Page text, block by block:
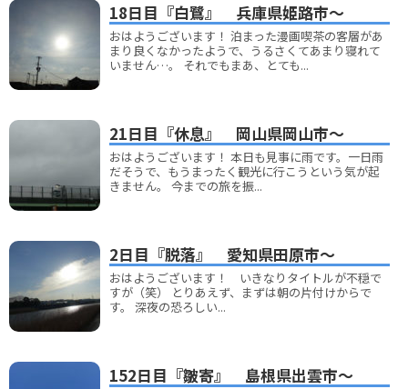
18日目『白鷺』 兵庫県姫路市～
おはようございます！ 泊まった漫画喫茶の客層があ
まり良くなかったようで、うるさくてあまり寝れて
いません…。 それでもまあ、とても...
21日目『休息』 岡山県岡山市～
おはようございます！ 本日も見事に雨です。一日雨
だそうで、もうまったく観光に行こうという気が起
きません。 今までの旅を振...
2日目『脱落』 愛知県田原市～
おはようございます！ いきなりタイトルが不穏で
すが（笑） とりあえず、まずは朝の片付けからで
す。 深夜の恐ろしい...
152日目『皺寄』 島根県出雲市～